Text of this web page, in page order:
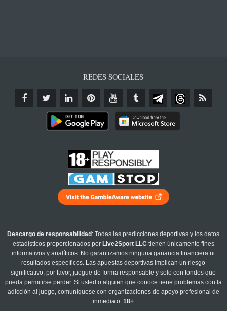
REDES SOCIALES
Descargo de responsabilidad : Todas las predicciones deportivas y los datos
estadísticos proporcionados por Live2Sport LLC tienen únicamente fines
informativos y analíticos. No garantizamos ninguna ganancia financiera ni
resultados específicos. Las apuestas deportivas implican un riesgo
significativo; por favor, juegue de forma responsable y solo con fondos que
pueda permitirse perder. Si usted o alguien que conoce tiene problemas con la
adicción al juego, comuníquese con organizaciones de apoyo profesional de
inmediato.18+